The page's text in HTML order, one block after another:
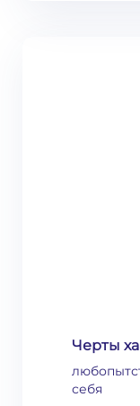
Черты
себя